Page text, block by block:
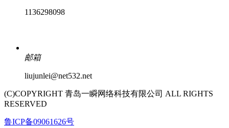
1136298098
邮箱
liujunlei@net532.net
(C)COPYRIGHT 青岛一瞬网络科技有限公司 ALL RIGHTS
RESERVED
鲁ICP备09061626号